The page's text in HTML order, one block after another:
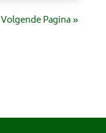
Volgende Pagina »